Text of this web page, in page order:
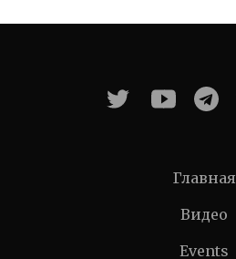
Главная
Видео
Events